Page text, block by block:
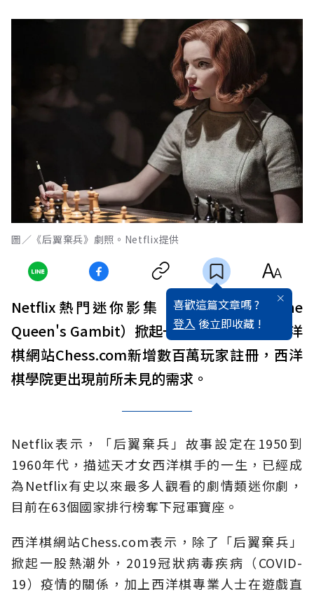
圖／《后翼棄兵》劇照。Netflix提供
喜歡這篇文章嗎 ?
登入 後立即收藏 !
Netflix熱門迷你影集「后翼棄兵」（The
Queen's Gambit）掀起一股西洋棋風潮，西洋
棋網站Chess.com新增數百萬玩家註冊，西洋
棋學院更出現前所未見的需求。
Netflix表示，「后翼棄兵」故事設定在1950到
1960年代，描述天才女西洋棋手的一生，已經成
為Netflix有史以來最多人觀看的劇情類迷你劇，
目前在63個國家排行榜奪下冠軍寶座。
西洋棋網站Chess.com表示，除了「后翼棄兵」
掀起一股熱潮外，2019冠狀病毒疾病（COVID-
19）疫情的關係，加上西洋棋專業人士在遊戲直